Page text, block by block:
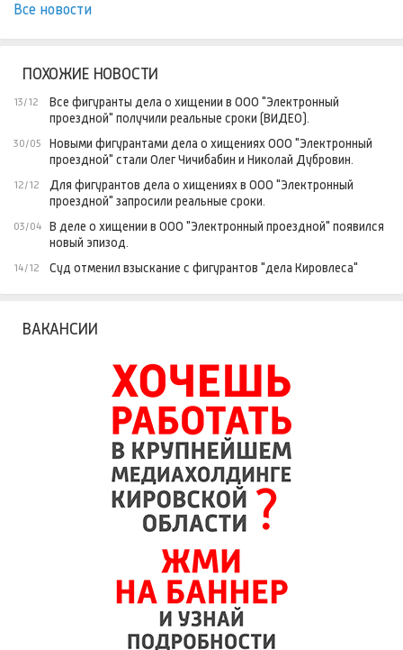
Все новости
ПОХОЖИЕ НОВОСТИ
13/12
Все фигуранты дела о хищении в ООО "Электронный
проездной" получили реальные сроки (ВИДЕО).
30/05
Новыми фигурантами дела о хищениях ООО "Электронный
проездной" стали Олег Чичибабин и Николай Дубровин.
12/12
Для фигурантов дела о хищениях в ООО "Электронный
проездной" запросили реальные сроки.
03/04
В деле о хищении в ООО "Электронный проездной" появился
новый эпизод.
14/12 Суд отменил взыскание с фигурантов "дела Кировлеса"
ВАКАНСИИ